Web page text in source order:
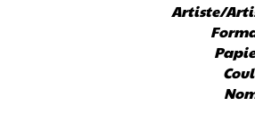
Artiste/